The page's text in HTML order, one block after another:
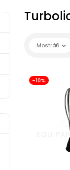
Mostrar
16
-10%